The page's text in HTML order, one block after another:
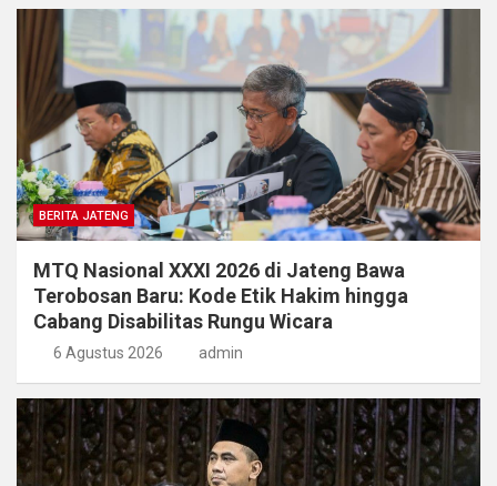
BERITA JATENG
MTQ Nasional XXXI 2026 di Jateng Bawa
Terobosan Baru: Kode Etik Hakim hingga
Cabang Disabilitas Rungu Wicara
6 Agustus 2026 admin